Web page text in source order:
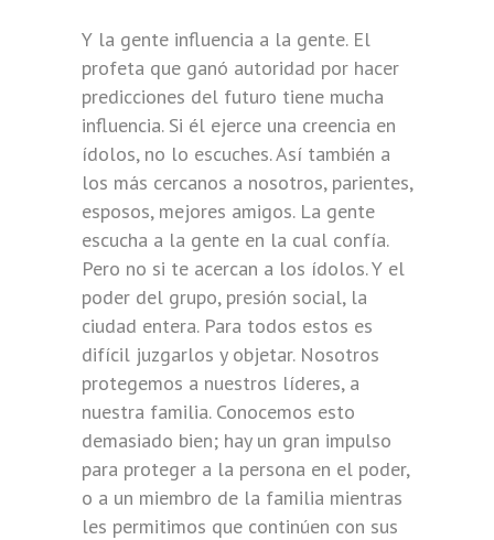
Y la gente influencia a la gente. El
profeta que ganó autoridad por hacer
predicciones del futuro tiene mucha
influencia. Si él ejerce una creencia en
ídolos, no lo escuches. Así también a
los más cercanos a nosotros, parientes,
esposos, mejores amigos. La gente
escucha a la gente en la cual confía.
Pero no si te acercan a los ídolos. Y el
poder del grupo, presión social, la
ciudad entera. Para todos estos es
difícil juzgarlos y objetar. Nosotros
protegemos a nuestros líderes, a
nuestra familia. Conocemos esto
demasiado bien; hay un gran impulso
para proteger a la persona en el poder,
o a un miembro de la familia mientras
les permitimos que continúen con sus